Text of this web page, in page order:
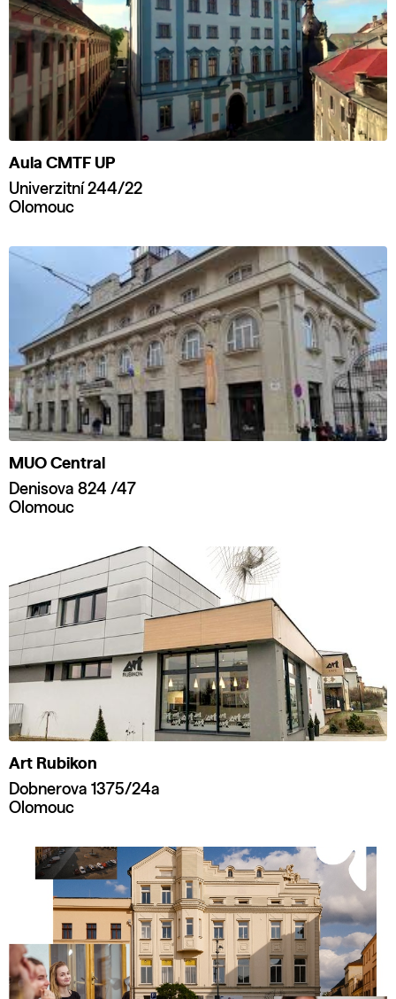
Aula CMTF UP
Univerzitní 244/22
Olomouc
MUO Central
Denisova 824 /47
Olomouc
Art Rubikon
Dobnerova 1375/24a
Olomouc